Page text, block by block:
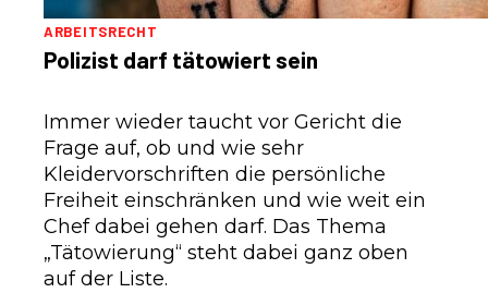
ARBEITSRECHT
Polizist darf tätowiert sein
Immer wieder taucht vor Gericht die
Frage auf, ob und wie sehr
Kleidervorschriften die persönliche
Freiheit einschränken und wie weit ein
Chef dabei gehen darf. Das Thema
„Tätowierung“ steht dabei ganz oben
auf der Liste.